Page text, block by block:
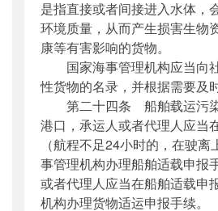
是指直接或者间接进入水体，
环境质量，从而产生损害生物
康等有害影响的货物。
国家海事管理机构应当向
性货物的名录，并根据需要及
第二十四条 船舶载运污染
港口，承运人或者代理人应当
（航程不足24小时的，在驶
事管理机构办理船舶适载申报
或者代理人应当在船舶适载申
机构办理货物适运申报手续。